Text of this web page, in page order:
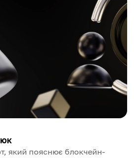
який пояснює блокчейн-